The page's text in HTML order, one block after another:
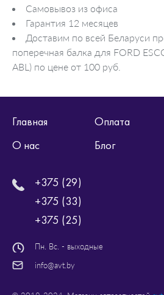
Самовывоз из офиса
Гарантия 12 месяцев
Доставим по всей Беларуси
поперечная балка для FORD
ABL) по цене от 100 руб.
Главная Оплата
О нас
Блог
+375 (29)
+375 (33)
+375 (25)
Пн. Вс. - выходные
info@avt.by